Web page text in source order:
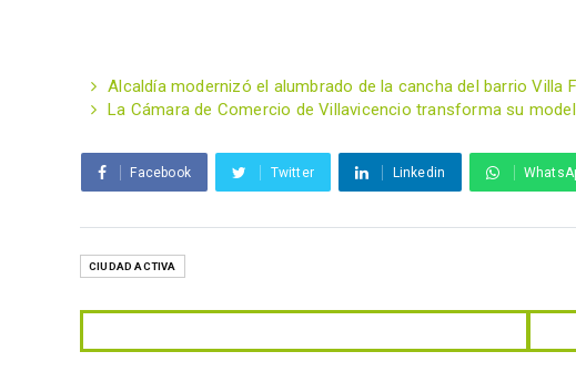
Alcaldía modernizó el alumbrado de la cancha del barrio Villa
La Cámara de Comercio de Villavicencio transforma su
Facebook Twitter Linkedin
CIUDAD ACTIVA